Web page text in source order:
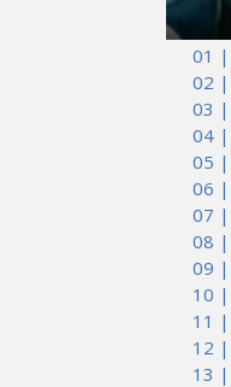
01 |
02 |
03 |
04 |
05 |
06 |
07 |
08 |
09 |
10 |
11 |
12 |
13 |